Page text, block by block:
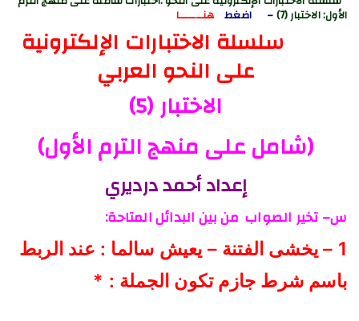
الأول: الاختبار (7) – اضغط هنـــــــا
سلسلة الاختبارات الإلكترونية
على النحو العربي
الاختبار (5)
(شامل على منهج الترم الأول)
إعداد أحمد درديري
س– تخير الصواب من بين البدائل المتاحة:
1 – يخشى الفتنة – يعيش سالما : عند الربط
باسم شرط جازم تكون الجملة : *